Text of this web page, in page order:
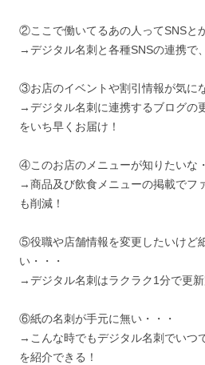
②ここで働いてるあの人ってSNSと
→デジタル名刺と各種SNSの連携で
③お店のイベントや割引情報が気に
→デジタル名刺に連携するブログの
をいち早くお届け！
④このお店のメニューが知りたいな
→商品及び飲食メニューの掲載でフ
も削減！
⑤役職や店舗情報を変更したいけど
い・・・
→デジタル名刺はラクラク1分で更新
⑥紙の名刺が手元に無い・・・
→こんな時でもデジタル名刺でいつ
を紹介できる！